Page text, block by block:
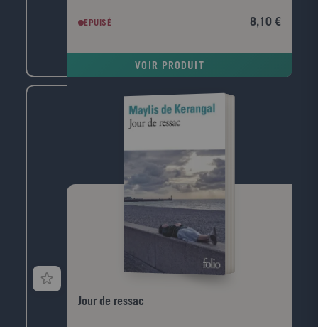
début des années 50, il découvre une autre planète,
l'Alsace, et s'y installe avec sa femme dans une sorte
communauté maghrébine trouve en lui l'une de ses
ensuite les années France Culture, les années
canadiennes, les années à l'Ile d'Yeu, les amis et les
rencontres (François Mitterrand, Lucien Bodard...),
EPUISÉ 8,10 €
VOIR PRODUIT
Jour de ressac